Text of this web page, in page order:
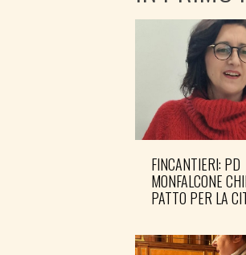
FINCANTIERI: PD
MONFALCONE
PATTO PER LA